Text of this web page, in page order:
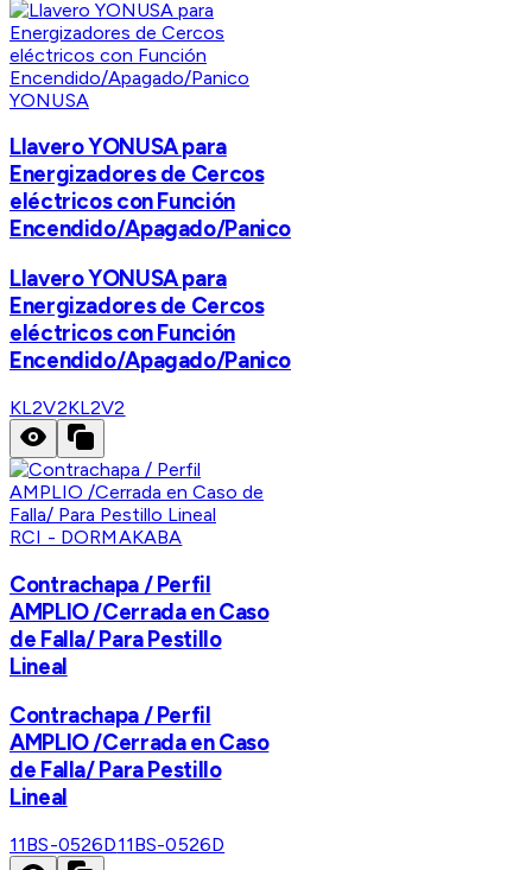
YONUSA
Llavero YONUSA para
Energizadores de Cercos
eléctricos con Función
Encendido/Apagado/Panico
Llavero YONUSA para
Energizadores de Cercos
eléctricos con Función
Encendido/Apagado/Panico
KL2V2KL2V2
RCI - DORMAKABA
Contrachapa / Perfil
AMPLIO /Cerrada en Caso
de Falla/ Para Pestillo
Lineal
Contrachapa / Perfil
AMPLIO /Cerrada en Caso
de Falla/ Para Pestillo
Lineal
11BS-0526D11BS-0526D